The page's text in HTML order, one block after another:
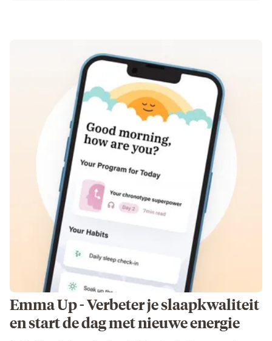
Emma Up - Verbeter je slaapkwaliteit
en start de dag met nieuwe energie